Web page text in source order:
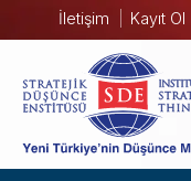
İletişim Kayıt Ol